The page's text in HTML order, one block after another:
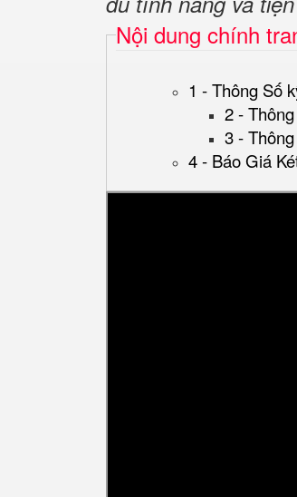
Nội dung chính
1 - Thông Số
2 -
3 -
4 - Báo Giá